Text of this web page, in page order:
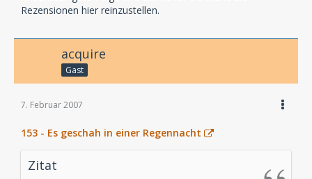
wahrscheinlich stärker als Tarzan ist (!) wird dem
Hörer atmosphärisch gut vermittelt.
Das Cover zeigt eine Szene, die im Hörspiel nicht
vorkommt: Die Szene, als versucht wird, das Strong-
Studio zu zerstören, kommt nur im Buch vor.
Fazit:
Hörer hier geboten. Mich hat es gut unterhalten. Sehr
by Alexander Scherfling (
site.de/de/hoeren/hoerspiele/serie/folge-
Rezensionen hier reinzustellen.
acquire
Gast
7. Februar 2007
153 - Es geschah in einer Regennacht
Zitat